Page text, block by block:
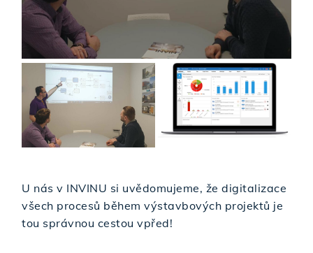
U nás v INVINU si uvědomujeme, že digitalizace
všech procesů během výstavbových projektů je
tou správnou cestou vpřed!